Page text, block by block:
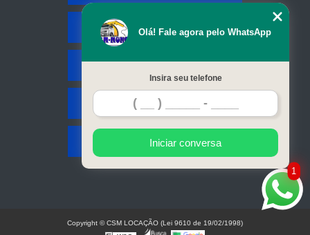
Missão
Serviços
Contato
Mapa do site
1
Olá! Fale agora pelo WhatsApp
Insira seu telefone
Iniciar conversa
Copyright © CSM LOCAÇÃO (Lei 9610 de 19/02/1998)